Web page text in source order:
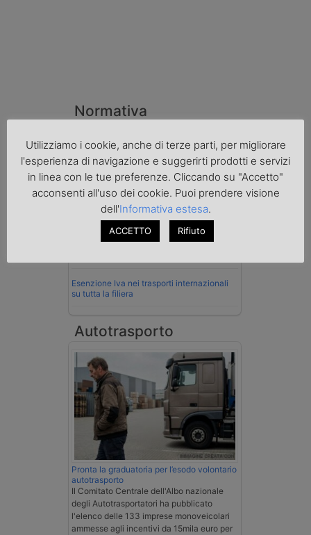
Normativa
sull’autotrasporto
Imprenditore di Prato assolto per infortunio
col muletto
Cassazione conferma validità multe per
velocità col cronotachigrafo
Esenzione Iva nei trasporti internazionali
su tutta la filiera
Autotrasporto
Pronta la graduatoria per l’esodo volontario
autotrasporto
Il Comitato Centrale dell'Albo nazionale
degli Autotrasportatori ha pubblicato
l'elenco delle 133 imprese monoveicolari
ammesse agli incentivi da 15mila euro per
Utilizziamo i cookie, anche di terze parti, per migliorare
l'esperienza di navigazione e suggerirti prodotti e servizi
in linea con le tue preferenze. Cliccando su "Accetto"
acconsenti all'uso dei cookie. Puoi prendere visione
dell'Informativa estesa.
ACCETTO Rifiuto